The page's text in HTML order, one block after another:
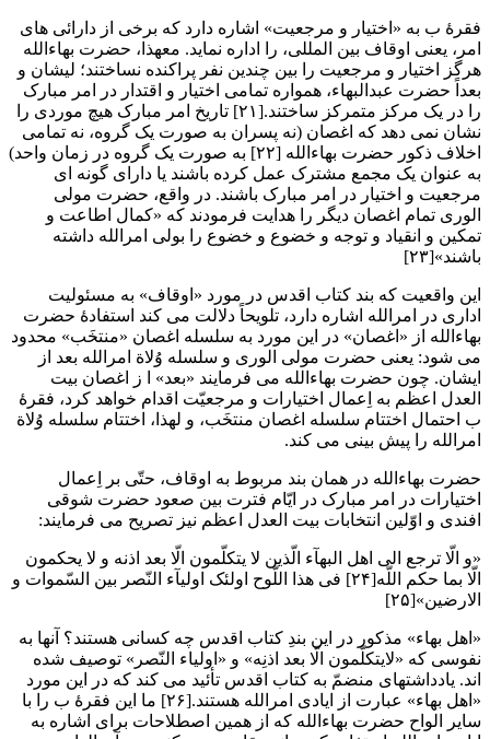
فقرۀ ب به «اختیار و مرجعیت» اشاره دارد که برخی از دارائی های
امر، یعنی اوقاف بین المللی، را اداره نماید. معهذا، حضرت بهاءالله
هرگز اختیار و مرجعیت را بین چندین نفر پراکنده نساختند؛ لیشان و
بعداً حضرت عبدالبهاء، همواره تمامی اختیار و اقتدار در امر مبارک
را در یک مرکز متمرکز ساختند.[۲۱] تاریخ امر مبارک هیچ موردی را
نشان نمی دهد که اغصان (نه پسران به صورت یک گروه، نه تمامی
اخلاف ذکور حضرت بهاءالله [۲۲] به صورت یک گروه در زمان واحد)
به عنوان یک مجمع مشترک عمل کرده باشند یا دارای گونه ای
مرجعیت و اختیار در امر مبارک باشند. در واقع، حضرت مولی
الوری تمام اغصان دیگر را هدایت فرمودند که «کمال اطاعت و
تمکین و انقیاد و توجه و خضوع و خضوع را بولی امرالله داشته
باشند»[۲۳]
این واقعیت که بند کتاب اقدس در مورد «اوقاف» به مسئولیت
اداری در امرالله اشاره دارد، تلویحاً دلالت می کند استفادۀ حضرت
بهاءالله از «اغصان» در این مورد به سلسله اغصان «منتخَب» محدود
می شود: یعنی حضرت مولی الوری و سلسله وُلاة امرالله بعد از
ایشان. چون حضرت بهاءالله می فرمایند «بعد» ا ز اغصان بیت
العدل اعظم به اِعمال اختیارات و مرجعیّت اقدام خواهد کرد، فقرۀ
ب احتمال اختتام سلسله اغصان منتخَب، و لهذا، اختتام سلسله وُلاة
امرالله را پیش بینی می کند.
حضرت بهاءالله در همان بند مربوط به اوقاف، حتّی بر اِعمال
اختیارات در امر مبارک در ایّام فترت بین صعود حضرت شوقی
افندی و اوّلین انتخابات بیت العدل اعظم نیز تصریح می فرمایند:
«و الّا ترجع الی اهل البهآء الّذین لا یتکلّمون الّا بعد اذنه و لا یحکمون
الّا بما حکم اللّه[۲۴] فی هذا اللّوح اولئک اولیآء النّصر بین السّموات و
الارضین»[۲۵]
«اهل بهاء» مذکور در این بندِ کتاب اقدس چه کسانی هستند؟ آنها به
نفوسی که «لایتکلّمون الّا بعد اذنِه» و «اولیاء النّصر» توصیف شده
اند. یادداشتهای منضمّ به کتاب اقدس تأئید می کند که در این مورد
«اهل بهاء» عبارت از ایادی امرالله هستند.[۲۶] ما این فقرۀ ب را با
سایر الواح حضرت بهاءالله که از همین اصطلاحات برای اشاره به